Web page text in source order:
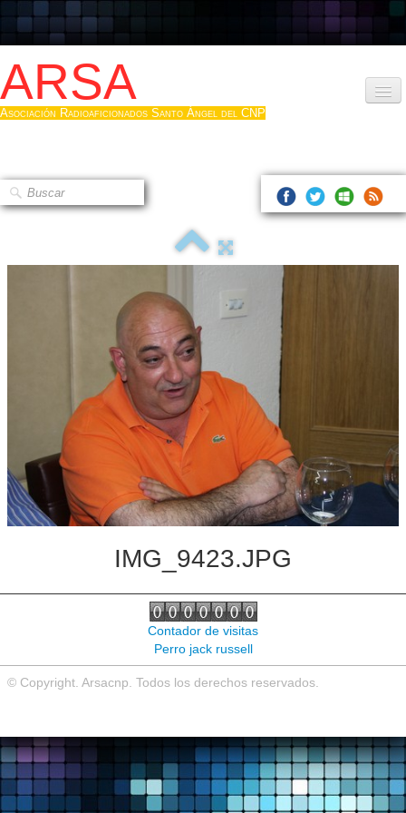
ARSA
Asociación Radioaficionados Santo Ángel del CNP
Que es la ARSA
Hacerse socio
Log diploma en Pdf
Sistemas Digitales
Noticias de interés
Contacto
IMG_9423.JPG
Contador de visitas
Perro jack russell
© Copyright. Arsacnp. Todos los derechos reservados.